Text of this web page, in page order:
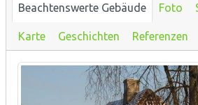
Beachtenswerte Gebäude Foto
Karte Geschichten Referenzen